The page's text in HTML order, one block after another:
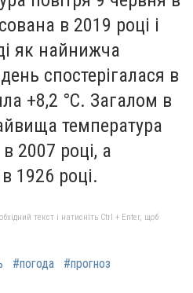
в 2019 році і
як найнижча
спостерігалася в
+8,2 °С. Загалом в
температура
2007 році, а
1926 році.
текст і натисніть Ctrl + Enter, щоб
#погода
#прогноз